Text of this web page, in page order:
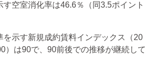
す空室消化率は46.6％（同3.5ポイント
示す新規成約賃料インデックス（20
）は90で、90前後での推移が継続して